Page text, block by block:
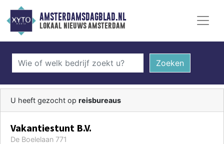
AMSTERDAMSDAGBLAD.NL
lokaal nieuws amsterdam
Zoeken
U heeft gezocht op reisbureaus
Vakantiestunt B.V.
De Boelelaan 771